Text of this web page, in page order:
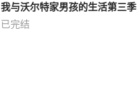
我与沃尔特家男孩的生活第三季
已完结